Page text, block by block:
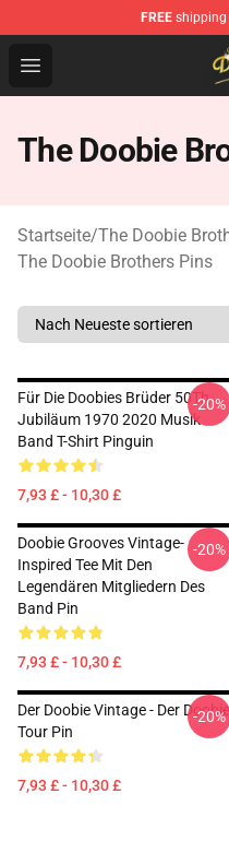
FREE shipping
Open menu
The Doobie Brothers
The Doobie
Startseite/The Doobie
The Doobie Brothers Pins
Für Die Doobies Brüder 50Th
Jubiläum 1970 2020 Musik
Band T-Shirt Pinguin
7,93 £ - 10,30 £
-20%
Doobie Grooves Vintage-
Inspired Tee Mit Den
Legendären Mitgliedern Des
Band Pin
7,93 £ - 10,30 £
-20%
Der Doobie Vintage - Der Doobie
Tour Pin
7,93 £ - 10,30 £
-20%